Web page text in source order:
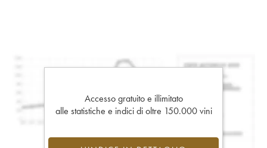
Accesso gratuito e illimitato
alle statistiche e indici di oltre 150.000 vini